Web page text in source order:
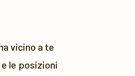
vicino a te
le posizioni